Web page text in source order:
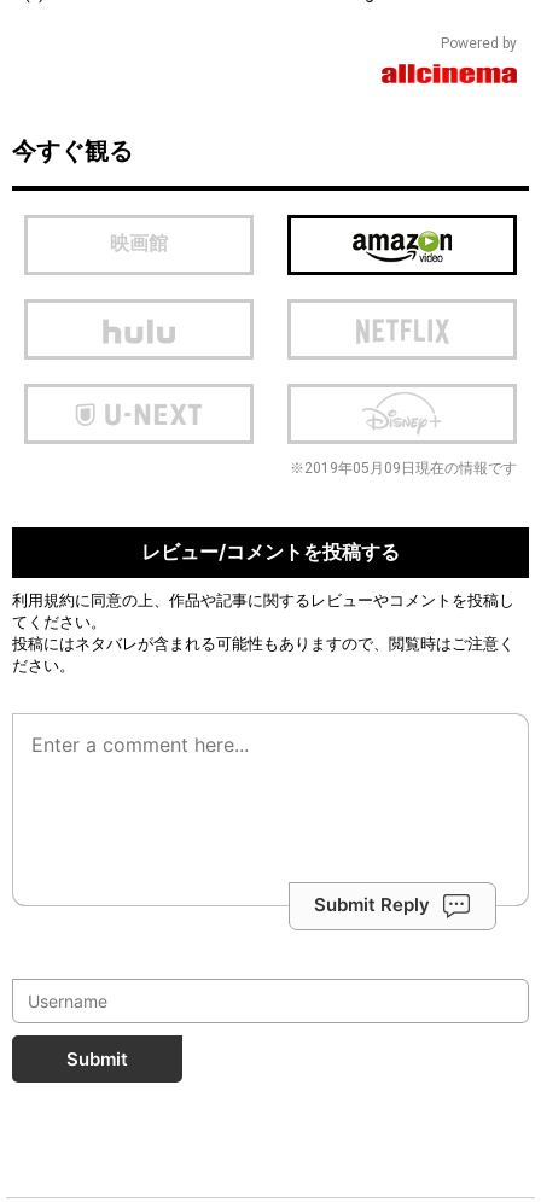
Powered by
今すぐ観る
映画館
※2019年05月09日現在の情報です
レビュー/コメントを投稿する
利用規約に同意の上、作品や記事に関するレビューやコメントを投稿し
てください。
投稿にはネタバレが含まれる可能性もありますので、閲覧時はご注意く
ださい。
Submit Reply
Submit